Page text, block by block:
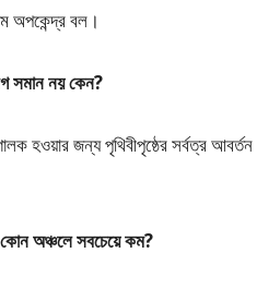
অপকেন্দ্র বল।
সমান নয় কেন?
হওয়ার জন্য পৃথিবীপৃষ্ঠের সর্বত্র আবর্তন
কোন অঞ্চলে সবচেয়ে কম?